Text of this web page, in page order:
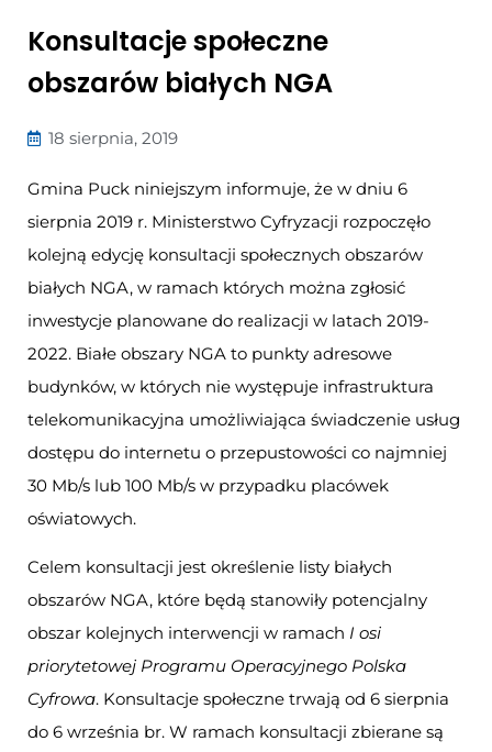
Konsultacje społeczne
obszarów białych NGA
18 sierpnia, 2019
Gmina Puck niniejszym informuje, że w dniu 6
sierpnia 2019 r. Ministerstwo Cyfryzacji rozpoczęło
kolejną edycję konsultacji społecznych obszarów
białych NGA, w ramach których można zgłosić
inwestycje planowane do realizacji w latach 2019-
2022. Białe obszary NGA to punkty adresowe
budynków, w których nie występuje infrastruktura
telekomunikacyjna umożliwiająca świadczenie usług
dostępu do internetu o przepustowości co najmniej
30 Mb/s lub 100 Mb/s w przypadku placówek
oświatowych.
Celem konsultacji jest określenie listy białych
obszarów NGA, które będą stanowiły potencjalny
obszar kolejnych interwencji w ramach I osi
priorytetowej Programu Operacyjnego Polska
Cyfrowa. Konsultacje społeczne trwają od 6 sierpnia
do 6 września br. W ramach konsultacji zbierane są